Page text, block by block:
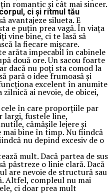
romantic și cât mai sincer.
ci și ritmul tău
avantajeze silueta. E
e puțin prea vagă. În viața
vine bine, ci te lasă să
la fiecare mișcare.
arăta impecabil în cabinele
două ore. Un sacou foarte
dacă nu poți sta comod la
pară o idee frumoasă și
excelent în anumite
ai nevoie, de obicei,
în care proporțiile par
largi, fustele line,
cămășile lejere și
mai bine în timp. Nu fiindcă
nu depind excesiv de o
mult. Dacă partea de sus
păstreze o linie clară. Dacă
are nevoie de structură sau
Altfel, compleul nu mai
ci doar prea mult